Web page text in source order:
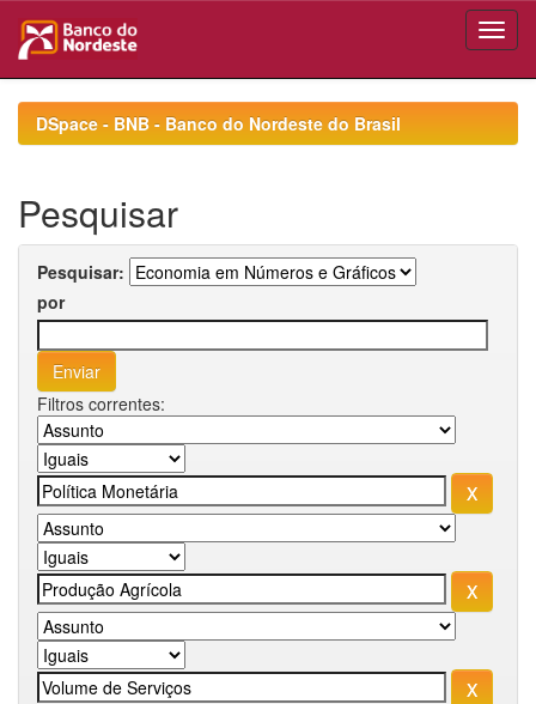
navigationDSpace - BNB - Banco do Nordeste do Brasil
Pesquisar
Pesquisar:
por
Filtros correntes: